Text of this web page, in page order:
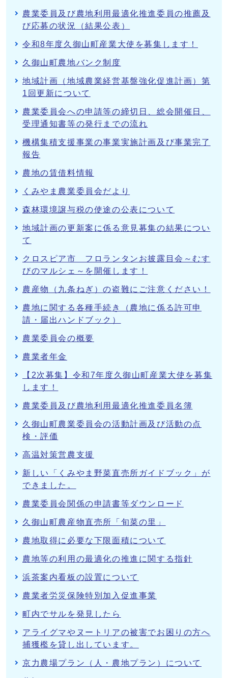
農業委員及び農地利用最適化推進委員の推薦及
び応募の状況（結果公表）
令和8年度久御山町産業大使を募集します！
久御山町農地バンク制度
地域計画（地域農業経営基盤強化促進計画）第
1回更新について
農業委員会への申請等の締切日、総会開催日、
受理通知書等の発行までの流れ
機構集積支援事業の事業実施計画及び事業完了
報告
農地の賃借料情報
くみやま農業委員会だより
森林環境譲与税の使途の公表について
地域計画の更新案に係る意見募集の結果につい
て
クロスピア市 フロランタンお披露目会～むす
びのマルシェ～を開催します！
農産物（九条ねぎ）の盗難にご注意ください！
農地に関する各種手続き（農地に係る許可申
請・届出ハンドブック）
農業委員会の概要
農業者年金
【2次募集】令和7年度久御山町産業大使を募集
します！
農業委員及び農地利用最適化推進委員名簿
久御山町農業委員会の活動計画及び活動の点
検・評価
高温対策営農支援
新しい「くみやま野菜直売所ガイドブック」が
できました。
農業委員会関係の申請書等ダウンロード
久御山町農産物直売所「旬菜の里」
農地取得に必要な下限面積について
農地等の利用の最適化の推進に関する指針
浜茶案内看板の設置について
農業者労災保険特別加入促進事業
町内でサルを発見したら
アライグマやヌートリアの被害でお困りの方へ
捕獲檻を貸し出しています。
京力農場プラン（人・農地プラン）について